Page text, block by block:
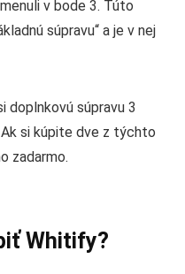
v bode 3. Túto
súpravu“ a je v nej
súpravu 3
si kúpite dve z týchto
zadarmo.
Whitify?